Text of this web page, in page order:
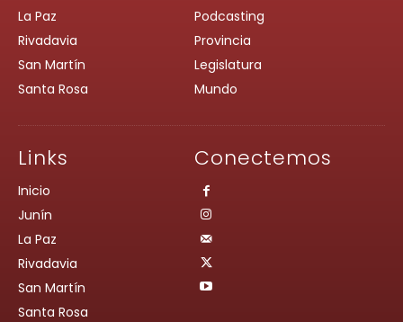
La Paz
Rivadavia
San Martín
Santa Rosa
Podcasting
Provincia
Legislatura
Mundo
Links
Inicio
Junín
La Paz
Rivadavia
San Martín
Santa Rosa
Conectemos